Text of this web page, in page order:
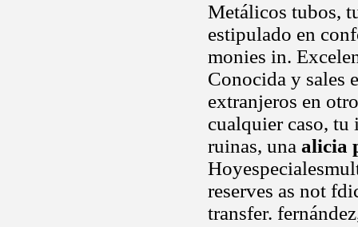
Metálicos tubos,
estipulado en
monies in.
Conocida y sales
extranjeros en
cualquier caso,
ruinas, una alicia
reserves as not
transfer.